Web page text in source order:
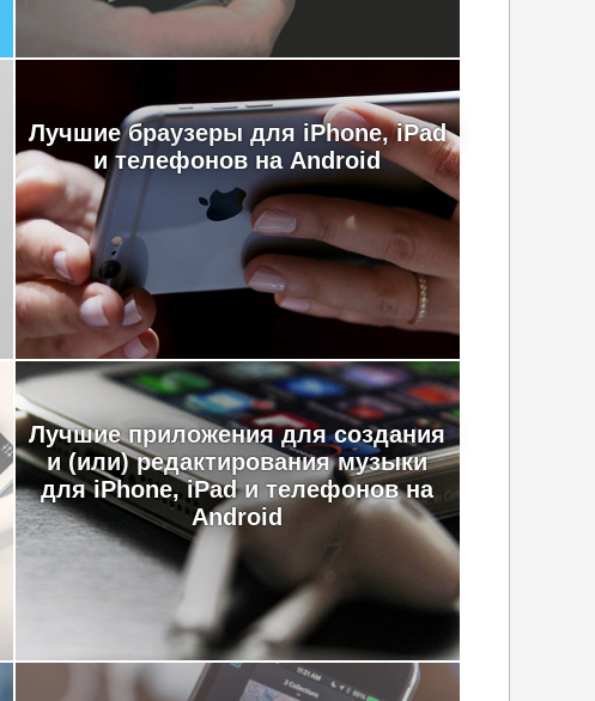
Лучшие браузеры для iPhone, iPad
и телефонов на Android
Лучшие приложения для создания
и (или) редактирования музыки
для iPhone, iPad и телефонов на
Android